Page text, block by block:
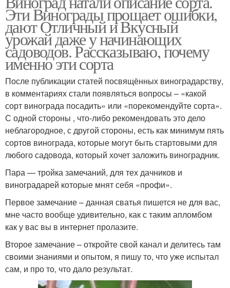
Эти Винограды прощает ошибки,
дают Отличный и Вкусный
урожай даже у начинающих
садоводов. Рассказываю, почему
именно эти сорта
После публикации статей посвящённых виноградарству,
в комментариях стали появляться вопросы – «какой
сорт винограда посадить» или «порекомендуйте сорта».
С одной стороны , что-либо рекомендовать это дело
неблагородное, с другой стороны, есть как минимум пять
сортов винограда, которые могут быть стартовыми для
любого садовода, который хочет заложить виноградник.
Пара — тройка замечаний, для тех дачников и
виноградарей которые мнят себя «профи».
Первое замечание – данная сватья пишется не для вас,
мне часто вообще удивительно, как с таким апломбом
как у вас вы в интернет пролазите.
Второе замечание – откройте свой канал и делитесь там
своими знаниями и опытом, я пишу то, что уже испытал
сам, и про то, что дало результат.